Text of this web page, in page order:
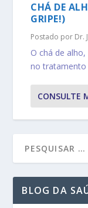
CHÁ DE
GRIPE!)
Postado por Dr.
O chá de
no tratamento
CONSULTE
BLOG DA